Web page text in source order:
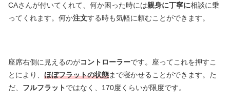
CAさんが付いてくれて、何か困った時には親身に丁寧に相談に乗
ってくれます。何か注文する時も気軽に頼むことができます。
座席右側に見えるのがコントローラーです。座ってこれを押すこ
とにより、 ほぼフラットの状態まで寝かせることができます。た
だ、 フルフラットではなく、170度くらいが限度です。